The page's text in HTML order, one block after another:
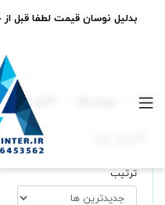
کنترل تردد
ترتیب
بدلیل نوسان قیمت لطفا قبل